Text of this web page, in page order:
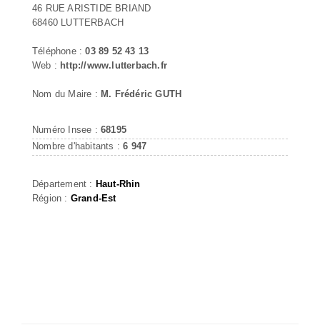
46 RUE ARISTIDE BRIAND
68460 LUTTERBACH
Téléphone :03 89 52 43 13
Web : http://www.lutterbach.fr
Nom du Maire : M. Frédéric GUTH
Numéro Insee : 68195
Nombre d'habitants :6 947
Département : Haut-Rhin
Région : Grand-Est